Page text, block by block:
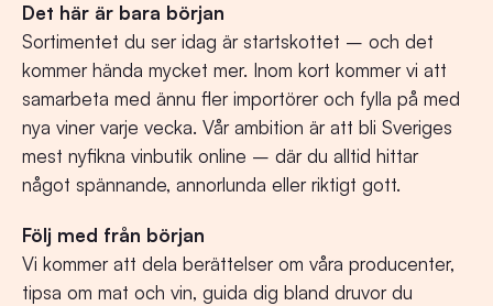
Det här är bara början
Sortimentet du ser idag är startskottet – och det
kommer hända mycket mer. Inom kort kommer vi att
samarbeta med ännu fler importörer och fylla på med
nya viner varje vecka. Vår ambition är att bli Sveriges
mest nyfikna vinbutik online – där du alltid hittar
något spännande, annorlunda eller riktigt gott.
Följ med från början
Vi kommer att dela berättelser om våra producenter,
tipsa om mat och vin, guida dig bland druvor du